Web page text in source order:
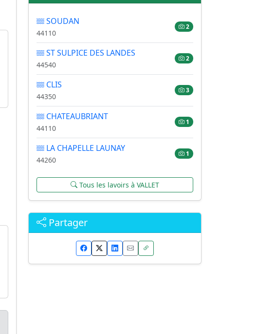
SOUDAN
44110
2
ST SULPICE DES LANDES
44540
2
CLIS
44350
3
CHATEAUBRIANT
44110
1
LA CHAPELLE LAUNAY
44260
1
Tous les lavoirs à VALLET
Partager